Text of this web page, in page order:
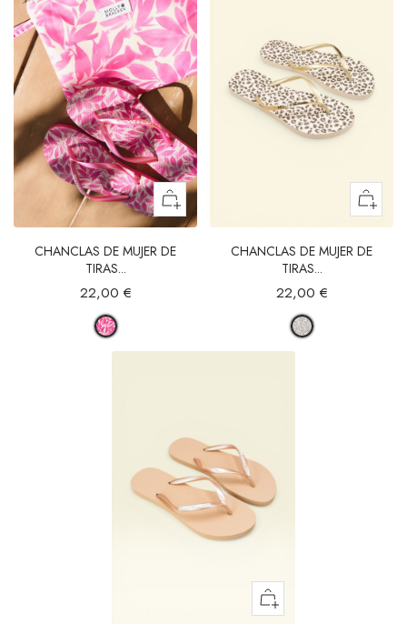
CHANCLAS DE MUJER DE
TIRAS...
22,00 €
CHANCLAS DE MUJER DE
TIRAS...
22,00 €